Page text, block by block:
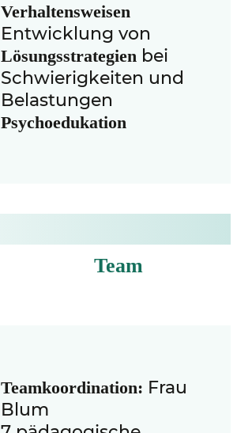
Verhaltensweisen
Entwicklung von
Lösungsstrategienbei
Schwierigkeiten und
Belastungen
Psychoedukation
Team
Teamkoordination: Frau
Blum